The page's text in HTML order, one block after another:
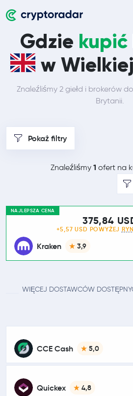
Gdzie kupić
w
Znaleźliśmy 2 giełd i brokerów
Brytanii.
Pokaż filtry
Znaleźliśmy 1 ofert na
NAJLEPSZA CENA
Kraken 3,9
375,84
+5,57 USD POWYŻEJ
WIĘCEJ DOSTAWCÓW
CCE Cash 5,0
Quickex 4,8